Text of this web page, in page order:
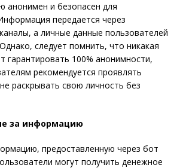
анонимен и безопасен для
передается через
а личные данные пользователей
следует помнить, что никакая
гарантировать 100% анонимности,
рекомендуется проявлять
раскрывать свою личность без
за информацию
предоставленную через бот
могут получить денежное